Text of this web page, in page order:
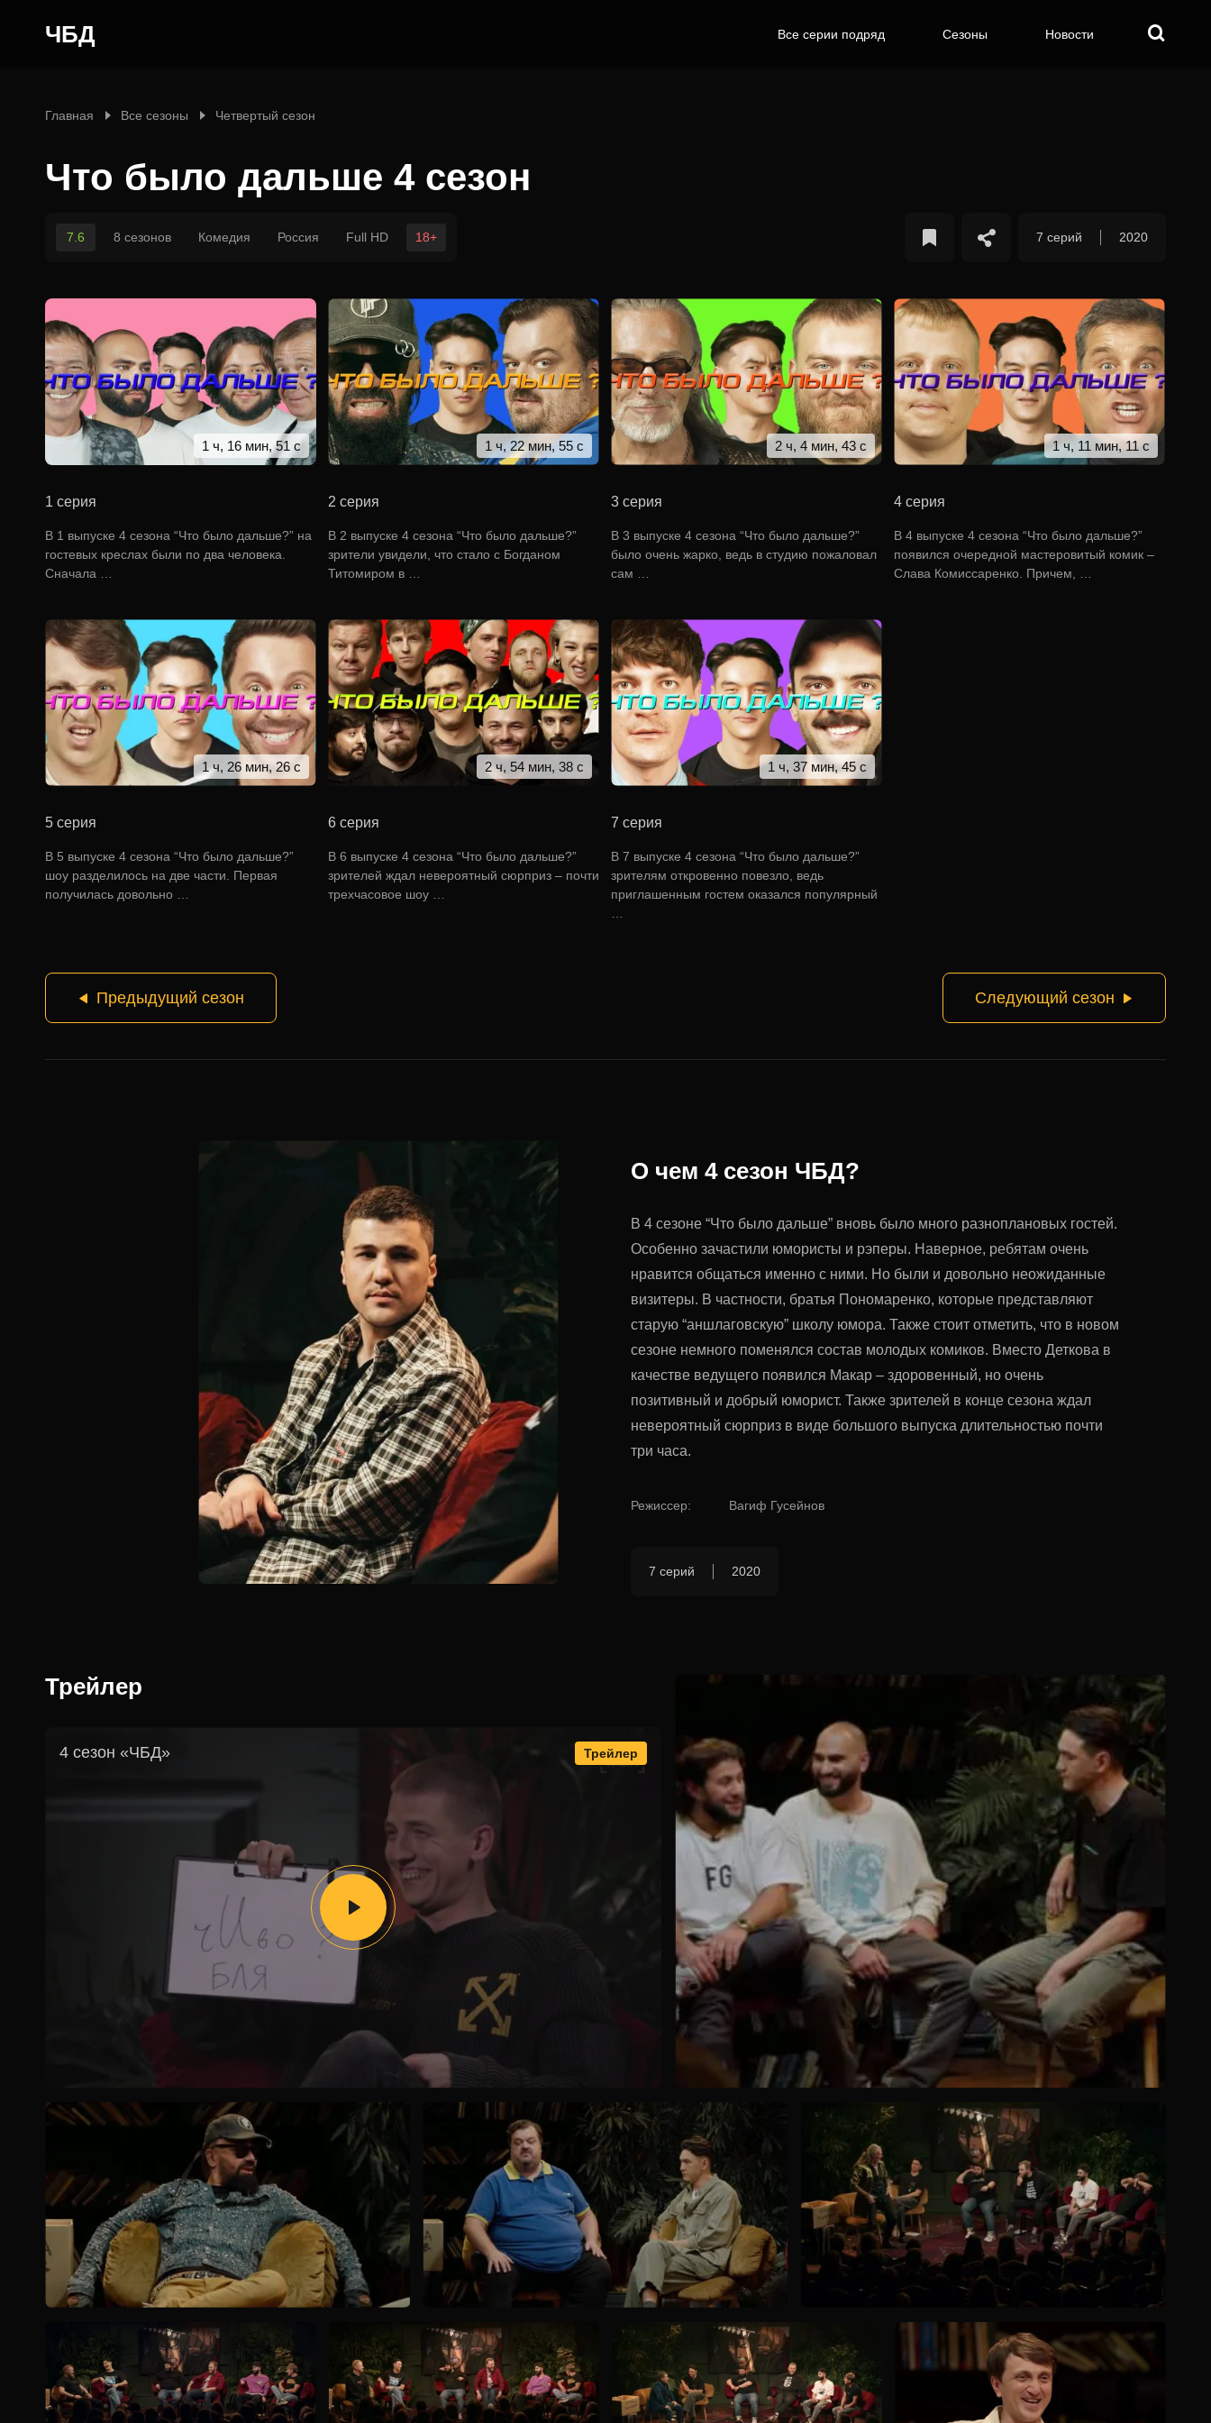
ЧБД Все серии подряд Сезоны Новости
Главная Все сезоны Четвертый сезон
Что было дальше 4 сезон
7.6 8 сезонов Комедия Россия Full HD 18+ 7 серий 2020
1 ч, 16 мин, 51 с
1 серия
В 1 выпуске 4 сезона “Что было дальше?” на
гостевых креслах были по два человека.
Сначала …
1 ч, 22 мин, 55 с
2 серия
В 2 выпуске 4 сезона “Что было дальше?”
зрители увидели, что стало с Богданом
Титомиром в …
2 ч, 4 мин, 43 с
3 серия
В 3 выпуске 4 сезона “Что было дальше?”
было очень жарко, ведь в студию пожаловал
сам …
1 ч, 11 мин, 11 с
4 серия
В 4 выпуске 4 сезона “Что было дальше?”
появился очередной мастеровитый комик –
Слава Комиссаренко. Причем, …
1 ч, 26 мин, 26 с
5 серия
В 5 выпуске 4 сезона “Что было дальше?”
шоу разделилось на две части. Первая
получилась довольно …
2 ч, 54 мин, 38 с
6 серия
В 6 выпуске 4 сезона “Что было дальше?”
зрителей ждал невероятный сюрприз – почти
трехчасовое шоу …
1 ч, 37 мин, 45 с
7 серия
В 7 выпуске 4 сезона “Что было дальше?”
зрителям откровенно повезло, ведь
приглашенным гостем оказался популярный
Предыдущий сезон Следующий сезон
О чем 4 сезон ЧБД?
В 4 сезоне “Что было дальше” вновь было много разноплановых гостей.
Особенно зачастили юмористы и рэперы. Наверное, ребятам очень
нравится общаться именно с ними. Но были и довольно неожиданные
визитеры. В частности, братья Пономаренко, которые представляют
старую “аншлаговскую” школу юмора. Также стоит отметить, что в новом
сезоне немного поменялся состав молодых комиков. Вместо Деткова в
качестве ведущего появился Макар – здоровенный, но очень
позитивный и добрый юморист. Также зрителей в конце сезона ждал
невероятный сюрприз в виде большого выпуска длительностью почти
три часа.
Режиссер: Вагиф Гусейнов
7 серий 2020
Трейлер
4 сезон «ЧБД» Трейлер